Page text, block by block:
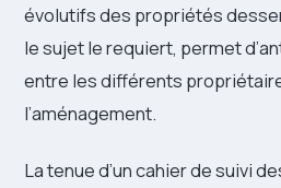
évolutifs des propriétés
le sujet le requiert, permet
entre les différents
l’aménagement.
La tenue d’un cahier de suivi